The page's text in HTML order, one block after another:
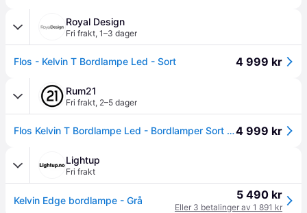
Royal Design
Fri frakt, 1–3 dager
Flos - Kelvin T Bordlampe Led - Sort 4 999 kr
Rum21
Fri frakt, 2–5 dager
Flos Kelvin T Bordlampe Led - Bordlamper Sort - F33110304 999 kr
Lightup
Fri frakt
Kelvin Edge bordlampe - Grå 5 490 kr
Eller 3 betalinger av 1 891 kr